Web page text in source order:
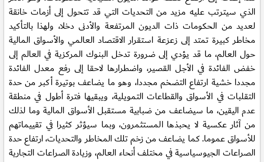
الذي سيترتب عليه مزيد من التحديات التي قد تتحول إلى أزمات خانقة
لعديد من الحكومات ذات الديون المرتفعة والأدنى دخلا، ولهذا بالتأكيد
مخاطر كبيرة تمتد إلى زعزعة استقرار الاقتصاد العالمي والأسواق المالية
حول العالم، ما قد يؤدي إلى ضرورة تدخل البنوك المركزية في العالم إلى
خفض الفائدة في الأجل القصير، واضطرارها لاحقا إلى رفع معدل الفائدة
مجددا خشية ارتفاع التضخم مجددا، وهو ما يضاعف بوتيرة أكبر من حدة
التقلبات في الأسواق والقطاعات التمويلية، ويبقيها فترة أطول في منطقة
عدم اليقين، ما سيضاعف من ضبابية مستقبل الأسواق المالية وما لذلك
من آثار عكسية لا يحبذها المستثمرون، وبما سيؤثر كثيرا في تقييماتهم
للأسواق عموما. كما يضاعف من زخم تلك المخاطر والتحديات، ارتفاع حدة
الصراعات الجيوسياسية في مختلف أنحاء العالم، وزيادة الصراعات التجارية